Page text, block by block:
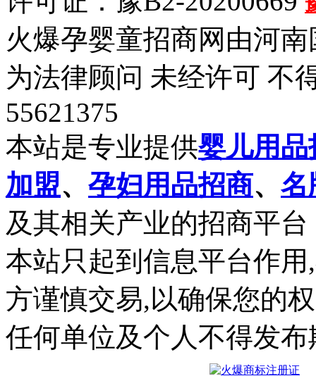
火爆孕婴童招商网由河
为法律顾问 未经许可 不
55621375
本站是专业提供婴儿用品
加盟、 孕妇用品招商、 名
及其相关产业的招商平台
本站只起到信息平台作
方谨慎交易,以确保您的
任何单位及个人不得发